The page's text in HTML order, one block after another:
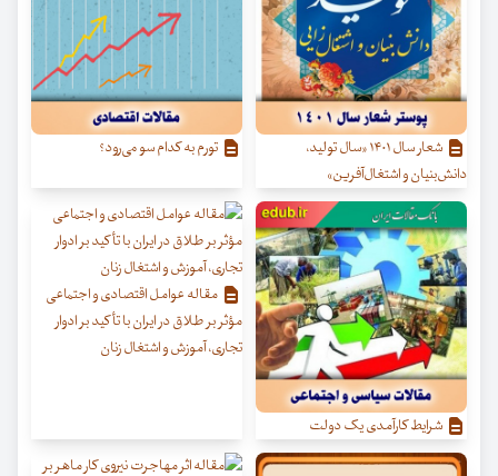
شعار سال ۱۴۰۱ «سال تولید،
دانش‌بنیان و اشتغال‌آفرین»
تورم به کدام سو می‌رود؟
شرایط کارآمدی یک دولت
مقاله عوامل اقتصادی و اجتماعی
مؤثر بر طلاق در ایران با تأکید بر ادوار
تجاری، آموزش و اشتغال زنان